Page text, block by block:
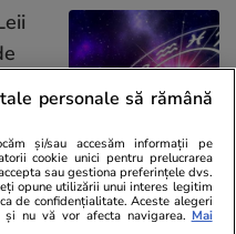
30 iul.
personale să rămână
și/sau accesăm informații pe
cookie unici pentru prelucrarea
sau gestiona preferințele dvs.
opune utilizării unui interes legitim
de confidențialitate. Aceste alegeri
nu vă vor afecta navigarea. Mai